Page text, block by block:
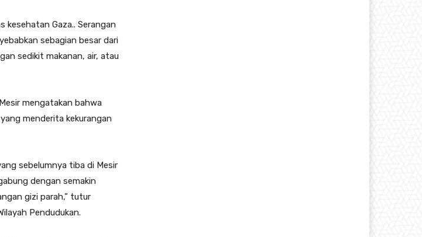
kesehatan Gaza.. Serangan
sebagian besar dari
sedikit makanan, air, atau
mengatakan bahwa
menderita kekurangan
sebelumnya tiba di Mesir
dengan semakin
gizi parah,” tutur
Pendudukan.